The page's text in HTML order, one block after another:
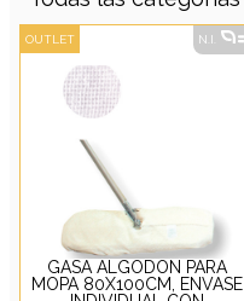
OUTLET N.I.
GASA ALGODÓN PARA
MOPA 80X100CM, ENVASE